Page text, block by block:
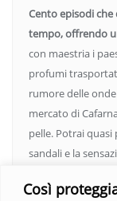
Così
Cento episodi
tempo, offrendo
con maestria i
profumi
rumore delle
mercato di
pelle. Potrai
sandali e la
vedere oltre i